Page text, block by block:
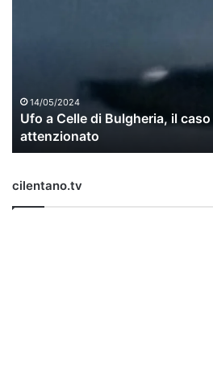
i
u
l
14/05/2024
Ufo a Celle di Bulgheria, il
attenzionato
cilentano.tv